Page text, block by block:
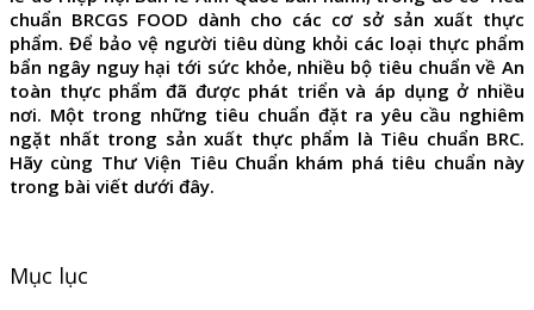
chuẩn BRCGS FOOD dành cho các cơ sở sản xuất thực
phẩm. Để bảo vệ người tiêu dùng khỏi các loại thực phẩm
bẩn ngây nguy hại tới sức khỏe, nhiều bộ tiêu chuẩn về An
toàn thực phẩm đã được phát triển và áp dụng ở nhiều
nơi. Một trong những tiêu chuẩn đặt ra yêu cầu nghiêm
ngặt nhất trong sản xuất thực phẩm là Tiêu chuẩn BRC.
Hãy cùng Thư Viện Tiêu Chuẩn khám phá tiêu chuẩn này
trong bài viết dưới đây.
Mục lục